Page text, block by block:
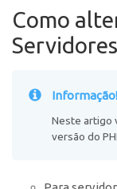
Como
Informação!
Neste artigo
versão do